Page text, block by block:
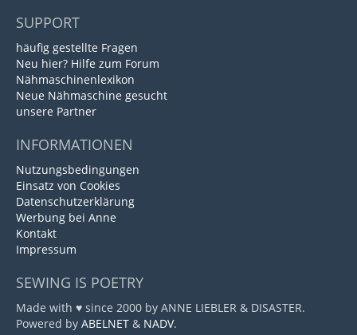
SUPPORT
häufig gestellte Fragen
Neu hier? Hilfe zum Forum
Nähmaschinenlexikon
Neue Nähmaschine gesucht
unsere Partner
INFORMATIONEN
Nutzungsbedingungen
Einsatz von Cookies
Datenschutzerklärung
Werbung bei Anne
Kontakt
Impressum
SEWING IS POETRY
Made with ♥ since 2000 by ANNE LIEBLER & DISASTER.
Powered by ABELNET & NADV.